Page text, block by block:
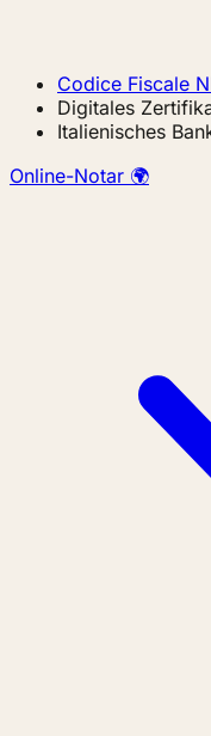
Codice Fiscale
Digitales
Italienisches
Online-Notar 🌍